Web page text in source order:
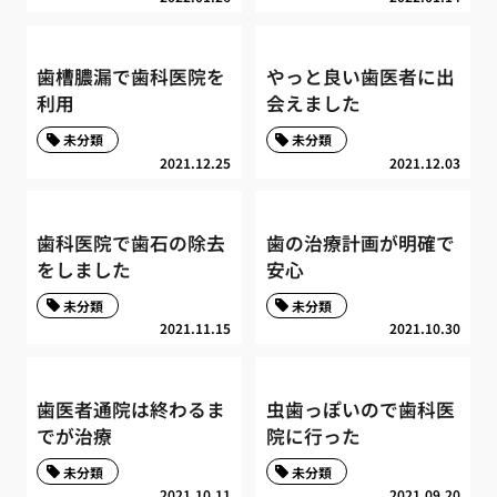
歯槽膿漏で歯科医院を
利用
2021.12.25
未分類
やっと良い歯医者に出
会えました
2021.12.03
未分類
歯科医院で歯石の除去
をしました
2021.11.15
未分類
歯の治療計画が明確で
安心
2021.10.30
未分類
歯医者通院は終わるま
でが治療
未分類
虫歯っぽいので歯科医
院に行った
未分類